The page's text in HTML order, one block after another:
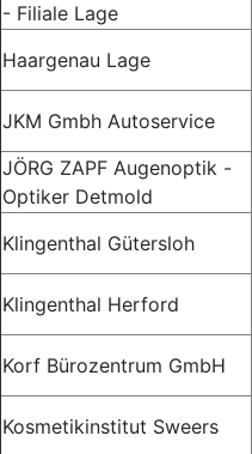
- Filiale Lage
Haargenau Lage
JKM Gmbh Autoservice
JÖRG ZAPF Augenoptik -
Optiker Detmold
Klingenthal Gütersloh
Klingenthal Herford
Korf Bürozentrum GmbH
Kosmetikinstitut Sweers